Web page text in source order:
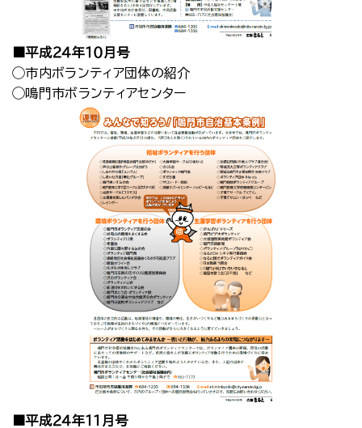
■平成２４年１０月号
◯市内ボランティア団体の紹介
◯鳴門市ボランティアセンター
■平成２４年１１月号